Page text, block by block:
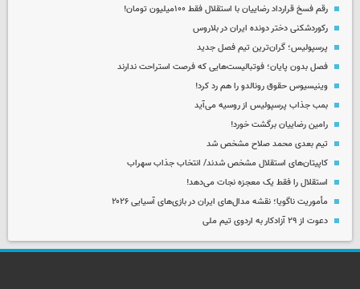
رقم فسخ قرارداد رضاییان با استقلال فقط ۱۰۰میلیون تومان!
رکوردشکنی دختر دونده ایران در بلاروس
پرسپولیس؛ گران‌ترین تیم فصل جدید
فصل بدون پایان؛ فوتبالیست‌هایی که فرصت استراحت ندارند
وینیسیوس حقوق رونالدو را هم رد کرد!
بمب جذاب پرسپولیس از روسیه می‌آید
رامین رضاییان برگشت خورد!
تیم بعدی محمد صلاح مشخص شد
کاپیتان‌های استقلال مشخص شدند/ انتخاب جذاب سهراب
استقلال را فقط یک معجزه نجات می‌دهد!
مأموریت ناگویا؛ نقشه مدال‌های ایران در بازی‌های آسیایی ۲۰۲۶
دعوت از ۲۹ آزادکار به اردوی تیم ملی